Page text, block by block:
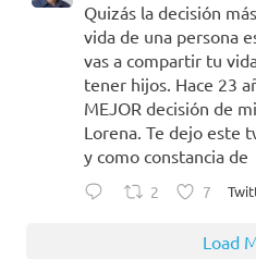
Quizás la decisión
vida de una persona
vas a compartir tu
tener hijos. Hace 23
MEJOR decisión de
Lorena. Te dejo este
y como constancia de
2 7
Load